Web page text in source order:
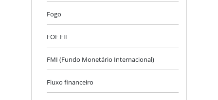
Fogo
FOF FII
FMI (Fundo Monetário Internacional)
Fluxo financeiro